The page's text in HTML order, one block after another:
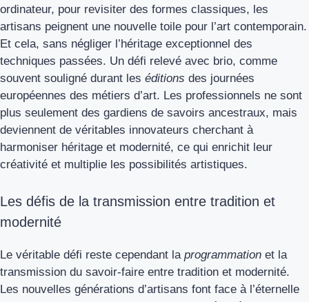
ordinateur, pour revisiter des formes classiques, les
artisans peignent une nouvelle toile pour l’art contemporain.
Et cela, sans négliger l’héritage exceptionnel des
techniques passées. Un défi relevé avec brio, comme
souvent souligné durant les éditions des journées
européennes des métiers d’art. Les professionnels ne sont
plus seulement des gardiens de savoirs ancestraux, mais
deviennent de véritables innovateurs cherchant à
harmoniser héritage et modernité, ce qui enrichit leur
créativité et multiplie les possibilités artistiques.
Les défis de la transmission entre tradition et
modernité
Le véritable défi reste cependant la programmation et la
transmission du savoir-faire entre tradition et modernité.
Les nouvelles générations d’artisans font face à l’éternelle